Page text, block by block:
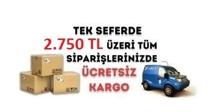
Yorum Yaz
Görüş ve önerileriniz için teşekkür ederiz.
Ürün resmi kalitesiz, bozuk veya görüntülenemiyor.
Ürün açıklamasında eksik bilgiler bulunuyor.
Ürün bilgilerinde hatalar bulunuyor.
Ürün fiyatı diğer sitelerden daha pahalı.